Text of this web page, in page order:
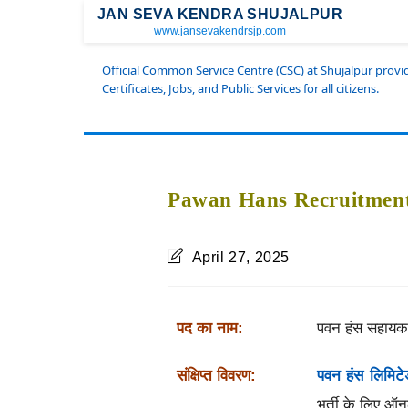
JAN SEVA KENDRA SHUJALPUR
www.jansevakendrsjp.com
Official Common Service Centre (CSC) at Shujalpur
Certificates, Jobs, and Public Services for all citizens.
Pawan Hans
April 27, 2025
पद का नाम: पवन हंस
संक्षिप्त विवरण: पवन हंस